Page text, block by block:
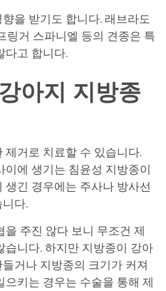
을 받기도 합니다. 래브라도
링거 스파니엘 등의 견종은 특
다고 합니다.
아지 지방종
제거로 치료할 수 있습니다.
에 생기는 침윤성 지방종이
긴 경우에는 주사나 방사선
다.
주진 않다 보니 무조건 제
습니다. 하지만 지방종이 강아
거나 지방종의 크기가 커져
키는 경우는 수술을 통해 제